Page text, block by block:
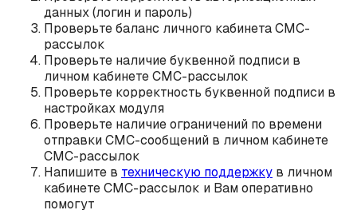
данных (логин и пароль)
Проверьте баланс личного кабинета СМС-
рассылок
Проверьте наличие буквенной подписи в
личном кабинете СМС-рассылок
Проверьте корректность буквенной подписи в
настройках модуля
Проверьте наличие ограничений по времени
отправки СМС-сообщений в личном кабинете
СМС-рассылок
Напишите в техническую поддержку в личном
кабинете СМС-рассылок и Вам оперативно
помогут